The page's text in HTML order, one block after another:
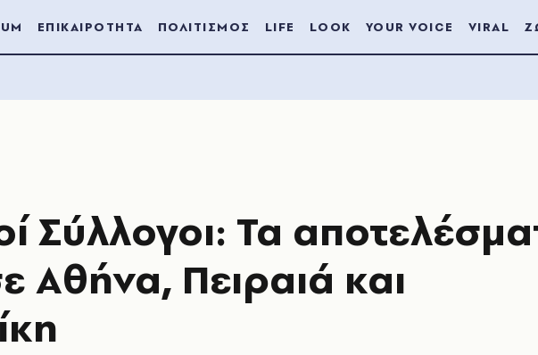
ΕΠΙΚΑΙΡΟΤΗΤΑ ΠΟΛΙΤΙΣΜΟΣ LIFE LOOK YOUR VOICE VIRAL
Σύλλογοι: Τα
Αθήνα, Πειραιά και